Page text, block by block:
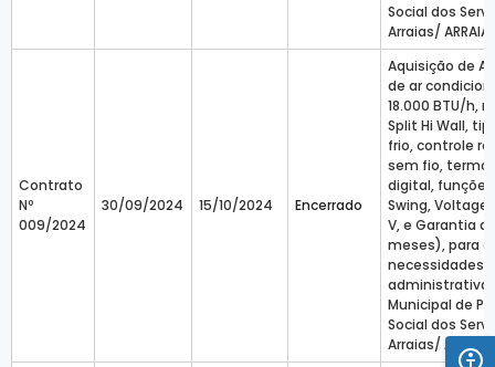
Social dos
Arraias/
Contrato
Nº
009/2024
30/09/2024 15/10/2024 Encerrado
Aquisição de
de ar
18.000 BTU/h,
Split Hi Wall,
frio, controle
sem fio,
digital, funções
Swing,
V, e Garantia
meses), para
necessidades
administrativa
Municipal de
Social dos
Arraias/